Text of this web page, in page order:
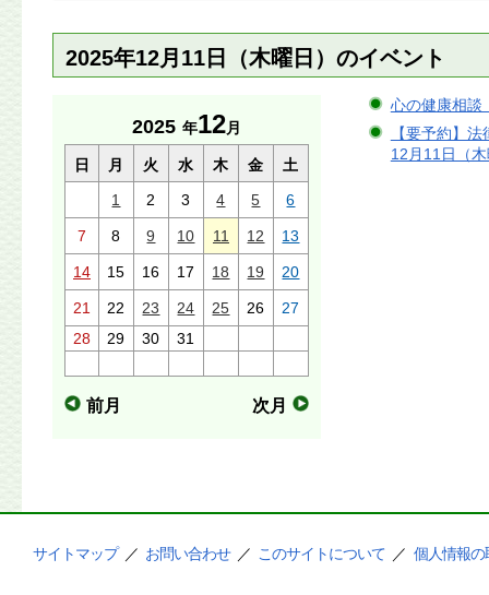
2025年12月11日（木曜日）のイベント
2025 年12月
日 月 火 水 木 金
土
1
2 3 4 5 6
7 8 9 10 11 12 13
14 15 16 17 18 19 20
21 22 23 24 25 26
27
28
29 30 31
前月 次月
心の健康相談
【要予約】
12月11日（
サイトマップ ／ お問い合わせ ／ このサイトについて ／ 個人情報の